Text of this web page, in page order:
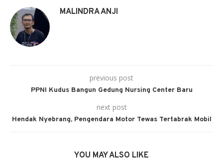
MALINDRA ANJI
previous post
PPNI Kudus Bangun Gedung Nursing Center Baru
next post
Hendak Nyebrang, Pengendara Motor Tewas Tertabrak Mobil
YOU MAY ALSO LIKE